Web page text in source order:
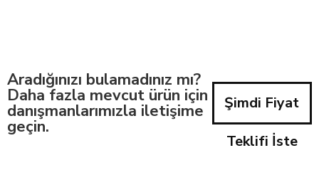
Aradığınızı bulamadınız mı?
Daha fazla mevcut ürün için
danışmanlarımızla iletişime
geçin.
Şimdi Fiyat
Teklifi İste